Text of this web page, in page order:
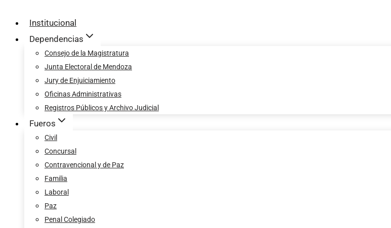
Institucional
Dependencias
Consejo de la Magistratura
Junta Electoral de Mendoza
Jury de Enjuiciamiento
Oficinas Administrativas
Registros Públicos y Archivo Judicial
Fueros
Civil
Concursal
Contravencional y de Paz
Familia
Laboral
Paz
Penal Colegiado